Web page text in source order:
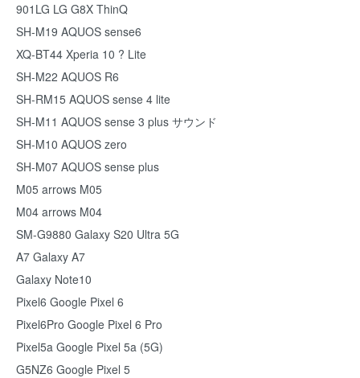
901LG LG G8X ThinQ
SH-M19 AQUOS sense6
XQ-BT44 Xperia 10 ? Lite
SH-M22 AQUOS R6
SH-RM15 AQUOS sense 4 lite
SH-M11 AQUOS sense 3 plus サウンド
SH-M10 AQUOS zero
SH-M07 AQUOS sense plus
M05 arrows M05
M04 arrows M04
SM-G9880 Galaxy S20 Ultra 5G
A7 Galaxy A7
Galaxy Note10
Pixel6 Google Pixel 6
Pixel6Pro Google Pixel 6 Pro
Pixel5a Google Pixel 5a (5G)
G5NZ6 Google Pixel 5